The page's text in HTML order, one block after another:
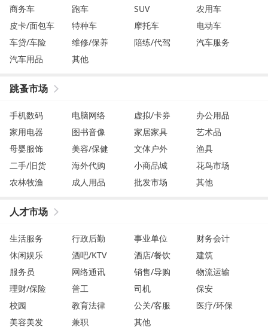
商务车
跑车 SUV
农用车
皮卡/面包车
特种车 摩托车
电动车
车贷/车险
维修/保养 陪练/代驾
汽车服务
汽车用品
其他
跳蚤市场
手机数码 电脑网络 虚拟/卡券
办公用品
家用电器
图书音像 家居家具
艺术品
母婴服饰
美容/保健 文体户外
渔具
二手/旧货
海外代购 小商品城
花鸟市场
农林牧渔
成人用品 批发市场 其他
人才市场
生活服务 行政后勤 事业单位
财务会计
休闲娱乐
酒吧/KTV 酒店/餐饮
建筑
服务员
网络通讯 销售/导购
物流运输
理财/保险
普工 司机
保安
校园
教育法律 公关/客服
医疗/环保
美容美发
兼职 其他